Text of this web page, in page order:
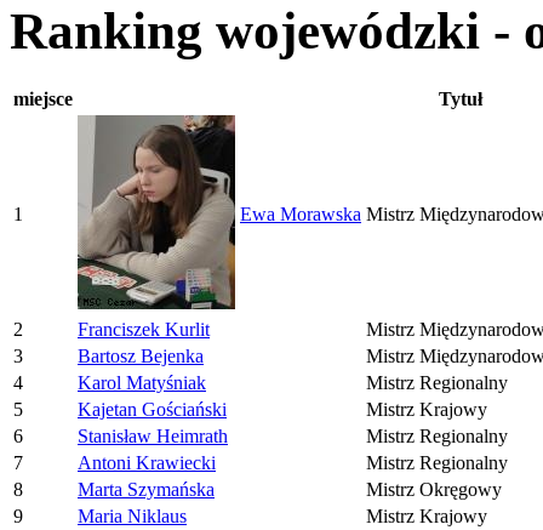
Ranking wojewódzki -
miejsce Tytuł
1 Ewa Morawska Mistrz
2 Franciszek Kurlit
Mistrz
3
Bartosz Bejenka
Mistrz
4
Karol Matyśniak
Mistrz Regionalny
5
Kajetan Gościański
Mistrz Krajowy
6
Stanisław Heimrath
Mistrz Regionalny
7
Antoni Krawiecki
Mistrz Regionalny
8
Marta Szymańska
Mistrz Okręgowy
9
Maria Niklaus
Mistrz Krajowy